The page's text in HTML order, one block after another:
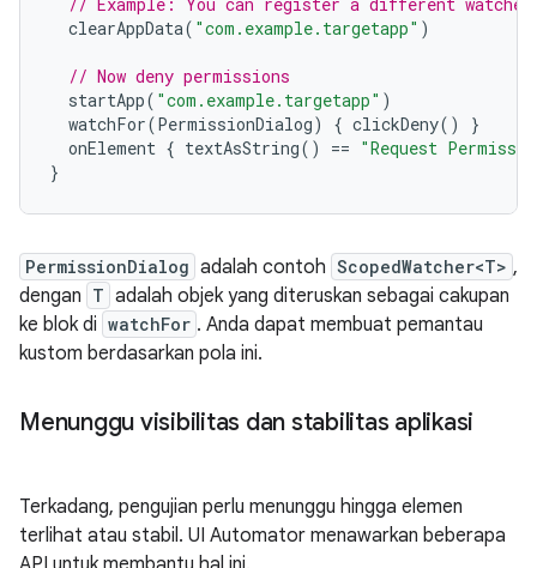
clearAppData( "com.example.targetapp" )
// Now deny permissions
startApp( "com.example.targetapp" )
watchFor(PermissionDialog) { clickDeny()
}
onElement { textAsString() == "Request
}
PermissionDialog adalah contoh ScopedWatcher<T> ,
dengan T adalah objek yang diteruskan sebagai cakupan
ke blok di watchFor . Anda dapat membuat pemantau
kustom berdasarkan pola ini.
Menunggu visibilitas dan stabilitas aplikasi
Terkadang, pengujian perlu menunggu hingga elemen
terlihat atau stabil. UI Automator menawarkan beberapa